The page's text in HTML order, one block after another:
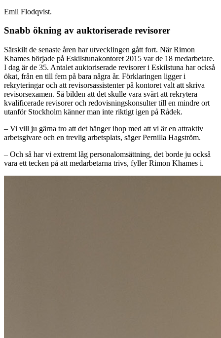
Emil Flodqvist.
Snabb ökning av auktoriserade revisorer
Särskilt de senaste åren har utvecklingen gått fort. När Rimon
Khames började på Eskilstunakontoret 2015 var de 18 medarbetare.
I dag är de 35. Antalet auktoriserade revisorer i Eskilstuna har också
ökat, från en till fem på bara några år. Förklaringen ligger i
rekryteringar och att revisorsassistenter på kontoret valt att skriva
revisorsexamen. Så bilden att det skulle vara svårt att rekrytera
kvalificerade revisorer och redovisningskonsulter till en mindre ort
utanför Stockholm känner man inte riktigt igen på Rådek.
– Vi vill ju gärna tro att det hänger ihop med att vi är en attraktiv
arbetsgivare och en trevlig arbetsplats, säger Pernilla Hagström.
– Och så har vi extremt låg personalomsättning, det borde ju också
vara ett tecken på att medarbetarna trivs, fyller Rimon Khames i.